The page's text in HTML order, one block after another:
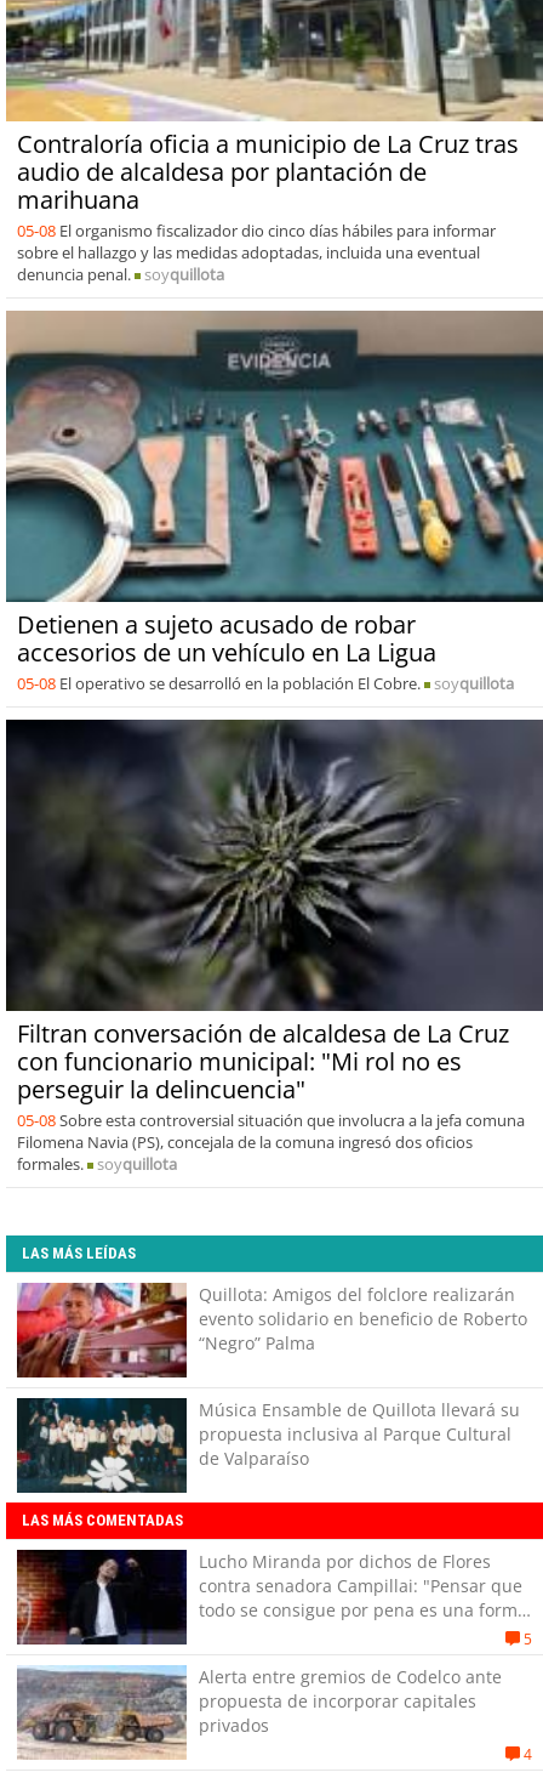
Contraloría oficia a municipio de La Cruz tras
audio de alcaldesa por plantación de
marihuana
05-08 El organismo fiscalizador dio cinco días hábiles para informar
sobre el hallazgo y las medidas adoptadas, incluida una eventual
denuncia penal.
soyquillota
Detienen a sujeto acusado de robar
accesorios de un vehículo en La Ligua
05-08 El operativo se desarrolló en la población El Cobre. soyquillota
Filtran conversación de alcaldesa de La Cruz
con funcionario municipal: "Mi rol no es
perseguir la delincuencia"
05-08Sobre esta controversial situación que involucra a la jefa comuna
Filomena Navia (PS), concejala de la comuna ingresó dos oficios
formales.
soyquillota
LAS MÁS LEÍDAS
Quillota: Amigos del folclore realizarán
evento solidario en beneficio de Roberto
“Negro” Palma
Música Ensamble de Quillota llevará su
propuesta inclusiva al Parque Cultural
de Valparaíso
LAS MÁS COMENTADAS
Lucho Miranda por dichos de Flores
contra senadora Campillai: "Pensar que
todo se consigue por pena es una forma
5
Alerta entre gremios de Codelco ante
propuesta de incorporar capitales
privados
4